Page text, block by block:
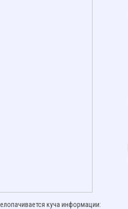
куча информации: